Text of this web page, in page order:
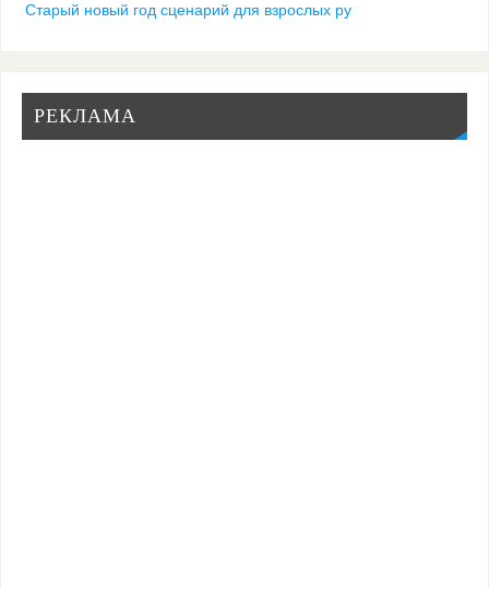
Старый новый год сценарий для взрослых ру
РЕКЛАМА